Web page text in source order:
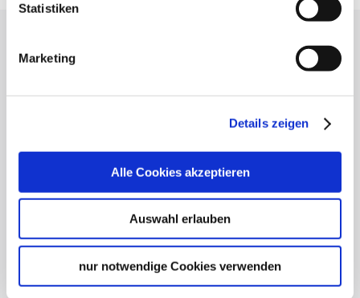
Statistiken
Marketing
Details zeigen
Alle Cookies akzeptieren
Auswahl erlauben
nur notwendige Cookies verwenden
Lassen Sie sich inspirieren!
Highlights und aktuellen Angeboten in
Stuttgart und Region immer up-to-date.
Abonnieren
Über uns
Stellenangebote